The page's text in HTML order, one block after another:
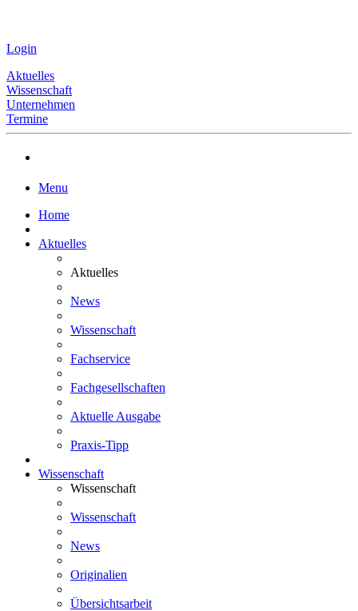
Login
Aktuelles
Wissenschaft
Unternehmen
Termine
Menu
Home
Aktuelles
Aktuelles
News
Wissenschaft
Fachservice
Fachgesellschaften
Aktuelle Ausgabe
Praxis-Tipp
Wissenschaft
Wissenschaft
Wissenschaft
News
Originalien
Übersichtsarbeit